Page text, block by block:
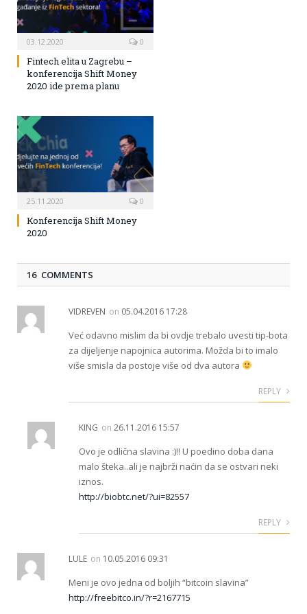
03.12.2020 0
Fintech elita u Zagrebu –
konferencija Shift Money
2020 ide prema planu
25.11.2020 0
Konferencija Shift Money
2020
16 COMMENTS
VIDREVEN on 05.04.2016 17:28
Već odavno mislim da bi ovdje trebalo uvesti tip-bota
za dijeljenje napojnica autorima. Možda bi to imalo
više smisla da postoje više od dva autora
REPLY
KING on 26.11.2016 15:57
Ovo je odlična slavina :)!! U poedino doba dana
malo šteka..ali je najbrži naćin da se ostvari neki
iznos.
http://biobtc.net/?ui=82557
REPLY
LULE on 10.05.2016 09:31
Meni je ovo jedna od boljih “bitcoin slavina”
http://freebitco.in/?r=2167715